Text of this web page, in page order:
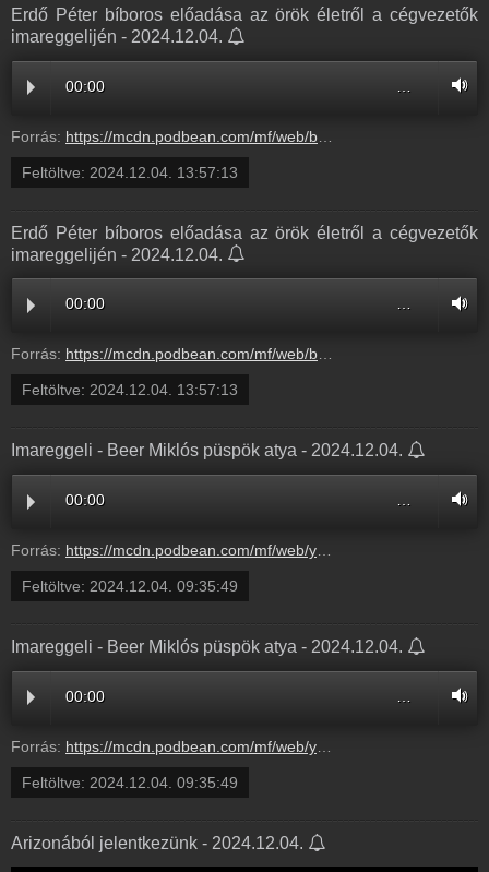
Erdő Péter bíboros előadása az örök életről a cégvezetők
imareggelijén - 2024.12.04.
00:00
Forrás: https://mcdn.podbean.com/mf/web/b67rx8tjd72zgx7g/Erd_P_ter_b_boros_el_ad_sa_az_r_k_letr_l_a_c_gvezet_k_imareggelij_n_20241202_K_SZ9h1mk.mp3
Feltöltve: 2024.12.04. 13:57:13
Erdő Péter bíboros előadása az örök életről a cégvezetők
imareggelijén - 2024.12.04.
00:00 …
Forrás: https://mcdn.podbean.com/mf/web/b67rx8tjd72zgx7g/Erd_P_ter_b_boros_el_ad_sa_az_r_k_letr_l_a_c_gvezet_k_imareggelij_n_20241202_K_SZ9h1mk.mp3
Feltöltve: 2024.12.04. 13:57:13
Imareggeli - Beer Miklós püspök atya - 2024.12.04.
00:00
Forrás: https://mcdn.podbean.com/mf/web/yqgaejmuytjamd83/Beer_Mikl_s_p_sp_k_atya_el_ad_sa_a_h_l_r_l_a_M_ria_R_di_c_gvezet_knek_szervezett_imareggelij_n_20bj6v9.mp3
Feltöltve: 2024.12.04. 09:35:49
Imareggeli - Beer Miklós püspök atya - 2024.12.04.
00:00
Forrás: https://mcdn.podbean.com/mf/web/yqgaejmuytjamd83/Beer_Mikl_s_p_sp_k_atya_el_ad_sa_a_h_l_r_l_a_M_ria_R_di_c_gvezet_knek_szervezett_imareggelij_n_20bj6v9.mp3
Feltöltve: 2024.12.04. 09:35:49
Arizonából jelentkezünk - 2024.12.04.